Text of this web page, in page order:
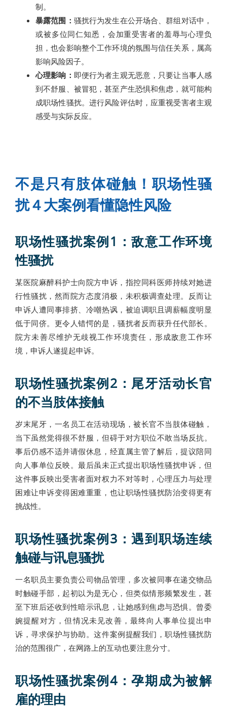
制。
暴露范围： 骚扰行为发生在公开场合、群组对话中，
或被多位同仁知悉，会加重受害者的羞辱与心理负
担，也会影响整个工作环境的氛围与信任关系，属高
影响风险因子。
心理影响： 即便行为者主观无恶意，只要让当事人感
到不舒服、被冒犯，甚至产生恐惧和焦虑，就可能构
成职场性骚扰。进行风险评估时，应重视受害者主观
感受与实际反应。
不是只有肢体碰触！职场性骚
扰４大案例看懂隐性风险
职场性骚扰案例1：敌意工作环境
性骚扰
某医院麻醉科护士向院方申诉，指控同科医师持续对她进
行性骚扰，然而院方态度消极，未积极调查处理。反而让
申诉人遭同事排挤、冷嘲热讽，被迫调职且调薪幅度明显
低于同侪。更令人错愕的是，骚扰者反而获升任代部长。
院方未善尽维护无歧视工作环境责任，形成敌意工作环
境，申诉人遂提起申诉。
职场性骚扰案例2：尾牙活动长官
的不当肢体接触
岁末尾牙，一名员工在活动现场，被长官不当肢体碰触，
当下虽然觉得很不舒服，但碍于对方职位不敢当场反抗。
事后仍感不适并请假休息，经直属主管了解后，提议陪同
向人事单位反映。最后虽未正式提出职场性骚扰申诉，但
这件事反映出受害者面对权力不对等时，心理压力与处理
困难让申诉变得困难重重，也让职场性骚扰防治变得更有
挑战性。
职场性骚扰案例3：遇到职场连续
触碰与讯息骚扰
一名职员主要负责公司物品管理，多次被同事在递交物品
时触碰手部，起初以为是无心，但类似情形频繁发生，甚
至下班后还收到性暗示讯息，让她感到焦虑与恐惧。曾委
婉提醒对方，但情况未见改善，最终向人事单位提出申
诉，寻求保护与协助。这件案例提醒我们，职场性骚扰防
治的范围很广，在网路上的互动也要注意分寸。
职场性骚扰案例4：孕期成为被解
雇的理由